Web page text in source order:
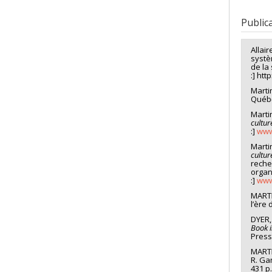
Lien
de la
:]
:]
:]
l’ère
Book
R.
431 p.